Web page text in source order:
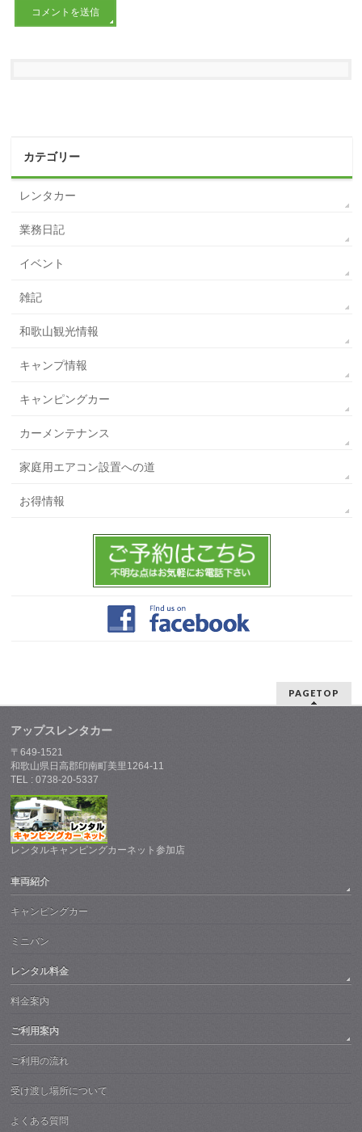
カテゴリー
レンタカー
業務日記
イベント
雑記
和歌山観光情報
キャンプ情報
キャンピングカー
カーメンテナンス
家庭用エアコン設置への道
お得情報
PAGETOP
アップスレンタカー
〒649-1521
和歌山県日高郡印南町美里1264-11
TEL : 0738-20-5337
レンタルキャンピングカーネット参加店
車両紹介
キャンピングカー
ミニバン
レンタル料金
料金案内
ご利用案内
ご利用の流れ
受け渡し場所について
よくある質問